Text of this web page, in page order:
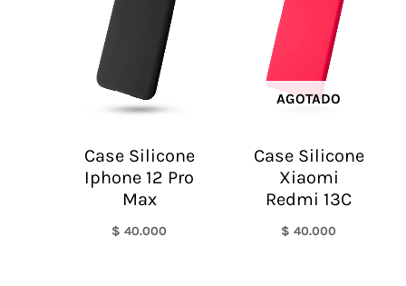
Case Silicone
Iphone 12 Pro
Max
$ 40.000
AGOTADO
Case Silicone
Xiaomi
Redmi 13C
$ 40.000